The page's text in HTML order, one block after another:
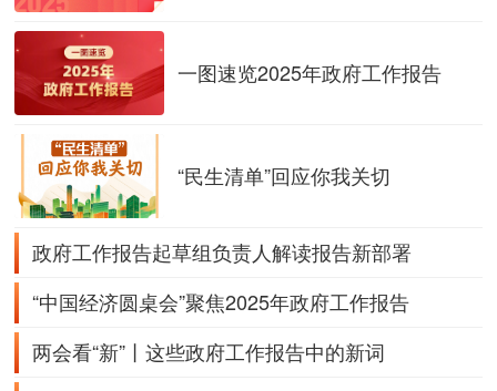
一图速览2025年政府工作报告
“民生清单”回应你我关切
政府工作报告起草组负责人解读报告新部署
“中国经济圆桌会”聚焦2025年政府工作报告
两会看“新”丨这些政府工作报告中的新词